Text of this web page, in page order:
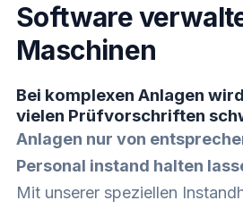
Software
Maschinen
Bei komplexen Anlagen
vielen Prüfvorschriften
Anlagen nur von
Personal instand halten
Mit unserer speziellen